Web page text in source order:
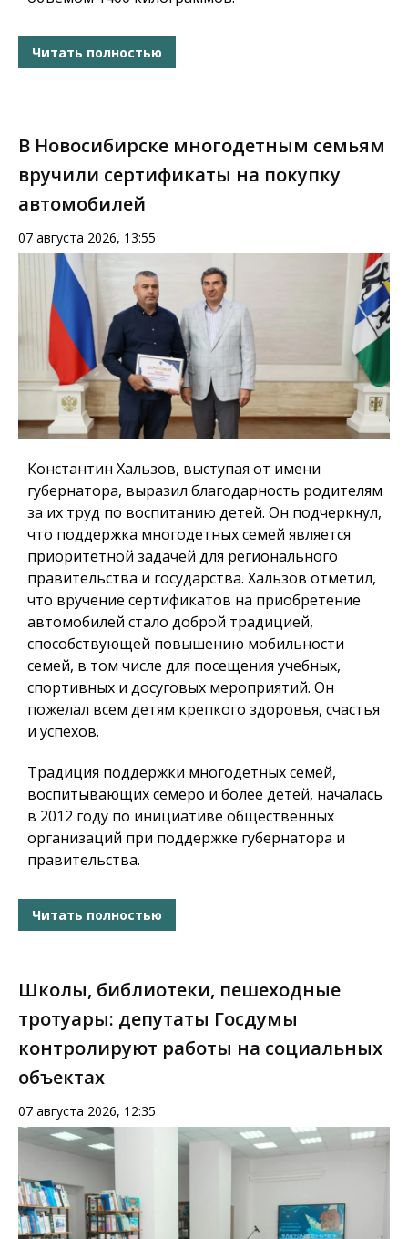
Читать полностью
В Новосибирске многодетным семьям
вручили сертификаты на покупку
автомобилей
07 августа 2026, 13:55
Константин Хальзов, выступая от имени
губернатора, выразил благодарность родителям
за их труд по воспитанию детей. Он подчеркнул,
что поддержка многодетных семей является
приоритетной задачей для регионального
правительства и государства. Хальзов отметил,
что вручение сертификатов на приобретение
автомобилей стало доброй традицией,
способствующей повышению мобильности
семей, в том числе для посещения учебных,
спортивных и досуговых мероприятий. Он
пожелал всем детям крепкого здоровья, счастья
и успехов.
Традиция поддержки многодетных семей,
воспитывающих семеро и более детей, началась
в 2012 году по инициативе общественных
организаций при поддержке губернатора и
правительства.
Читать полностью
Школы, библиотеки, пешеходные
тротуары: депутаты Госдумы
контролируют работы на социальных
объектах
07 августа 2026, 12:35